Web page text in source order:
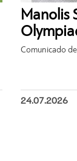
Manolis
Comunicado
24.07.2026